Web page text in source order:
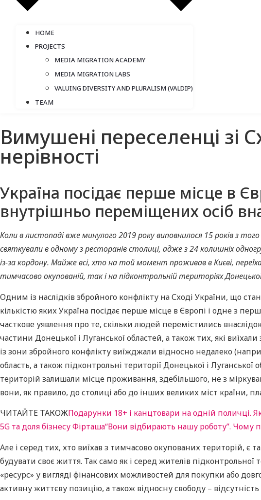
HOME
PROJECTS
MEDIA MIGRATION ACADEMY
MEDIA MIGRATION LABS
VALUING DIVERSITY AND PLURALISM (VALDIP)
TEAM
Вимушені переселенці зі
нерівності
Україна посідає перше місце в
внутрішньо переміщених осіб
Коли в листопаді вже минулого 2019 року виповнилося 15 років з
святкували в одному з ресторанів столиці, адже з 24 колишніх
із-за кордону. Майже всі, хто на той момент проживав в Києві,
тимчасово окупованій, так і на підконтрольній територіях
Одним із наслідків збройного конфлікту на Сході України, що
кількістю яких Україна посідає перше місце в Європі і одне з
часткове уявлення про те, скільки людей перемістились
частини Донецької і Луганської областей, а також тих, які
із зони збройного конфлікту виїжджали відносно недалеко
область, а також підконтрольні території Донецької і
територій залишали місце проживання, здебільшого, не з
вони, як правило, до столиці або до інших великих міст
ЧИТАЙТЕ ТАКОЖПодарунки 18+ і канцтовари на одній поличці.
5G та доля бізнесу Фірташа“Вони відбирають нашу роботу”. Чому
Але і серед тих, хто виїхав з тимчасово окупованих територій,
будувати своє життя. Так само як і серед жителів
«ресурс» у вигляді фінансових можливостей для покупки або
активну життєву позицію, а також відносну свободу –